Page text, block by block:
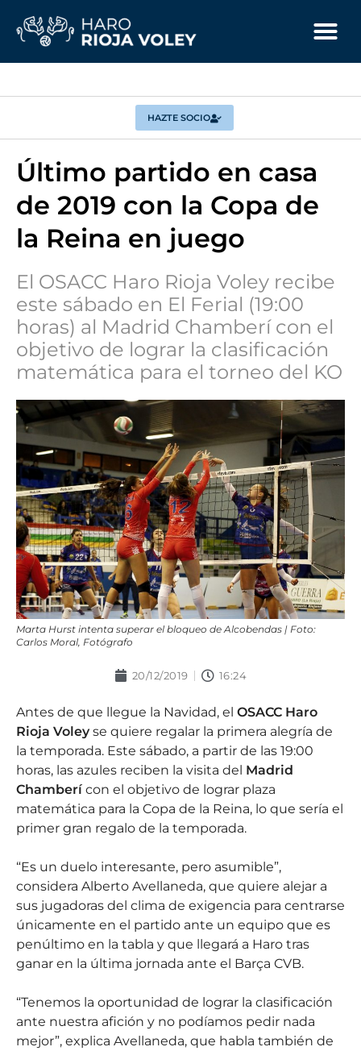
HAZTE SOCIO
Último partido en casa
de 2019 con la Copa de
la Reina en juego
El OSACC Haro Rioja Voley recibe
este sábado en El Ferial (19:00
horas) al Madrid Chamberí con el
objetivo de lograr la clasificación
matemática para el torneo del KO
Marta Hurst intenta superar el bloqueo de Alcobendas | Foto:
Carlos Moral, Fotógrafo
20/12/2019 16:24
Antes de que llegue la Navidad, el OSACC Haro
Rioja Voleyse quiere regalar la primera alegría de
la temporada. Este sábado, a partir de las 19:00
horas, las azules reciben la visita del Madrid
Chamberí con el objetivo de lograr plaza
matemática para la Copa de la Reina, lo que sería el
primer gran regalo de la temporada.
“Es un duelo interesante, pero asumible”,
considera Alberto Avellaneda, que quiere alejar a
sus jugadoras del clima de exigencia para centrarse
únicamente en el partido ante un equipo que es
penúltimo en la tabla y que llegará a Haro tras
ganar en la última jornada ante el Barça CVB.
“Tenemos la oportunidad de lograr la clasificación
ante nuestra afición y no podíamos pedir nada
mejor”, explica Avellaneda, que habla también de